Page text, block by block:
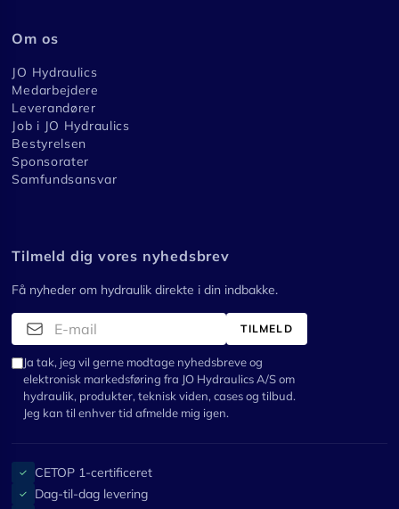
Om os
JO Hydraulics
Medarbejdere
Leverandører
Job i JO Hydraulics
Bestyrelsen
Sponsorater
Samfundsansvar
Tilmeld dig vores nyhedsbrev
Få nyheder om hydraulik direkte i din indbakke.
TILMELD
Ja tak, jeg vil gerne modtage nyhedsbreve og
elektronisk markedsføring fra JO Hydraulics A/S om
hydraulik, produkter, teknisk viden, cases og tilbud.
Jeg kan til enhver tid afmelde mig igen.
✓ CETOP 1-certificeret
✓
Dag-til-dag levering